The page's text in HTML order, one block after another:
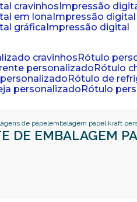
cravinhos impressão
em lona impressão
gráfica impressão digital
cravinhos
rótulo
personalizado
rótulo
rótulo de
personalizado
rótulo
de papelembalagem papel kraft
DE EMBALAGEM